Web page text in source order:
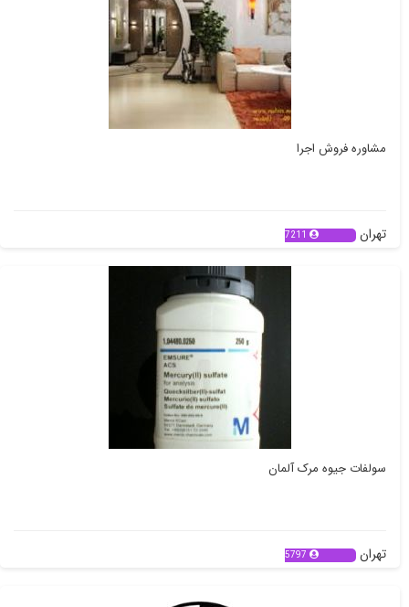
مشاوره فروش اجرا
تهران 7211
سولفات جیوه مرک آلمان
تهران 5797